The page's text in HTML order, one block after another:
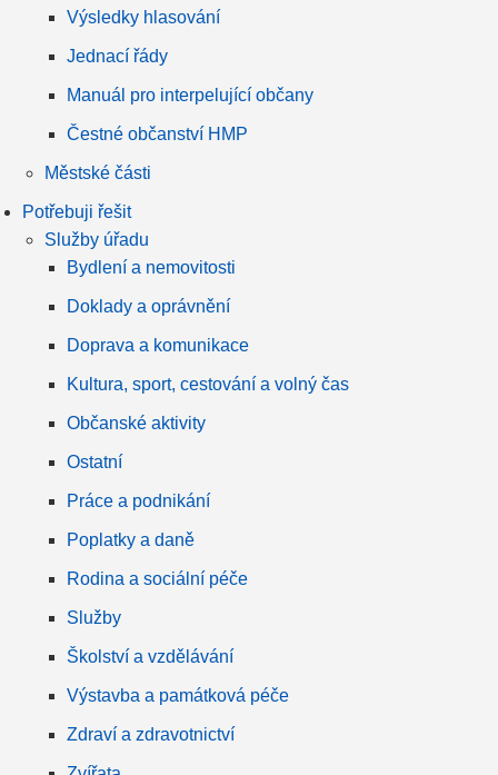
Výsledky hlasování
Jednací řády
Manuál pro interpelující občany
Čestné občanství HMP
Městské části
Potřebuji řešit
Služby úřadu
Bydlení a nemovitosti
Doklady a oprávnění
Doprava a komunikace
Kultura, sport, cestování a volný čas
Občanské aktivity
Ostatní
Práce a podnikání
Poplatky a daně
Rodina a sociální péče
Služby
Školství a vzdělávání
Výstavba a památková péče
Zdraví a zdravotnictví